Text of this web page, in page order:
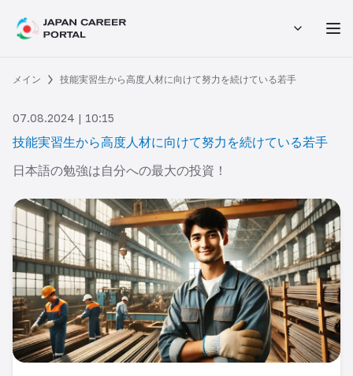
メイン 技能実習生から高度人材に向けて努力を続けている若手
07.08.2024 | 10:15
技能実習生から高度人材に向けて努力を続けている若手
日本語の勉強は自分への最大の投資！